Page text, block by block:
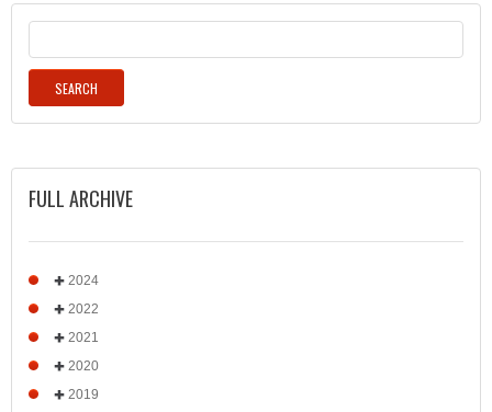
FULL ARCHIVE
2024
2022
2021
2020
2019